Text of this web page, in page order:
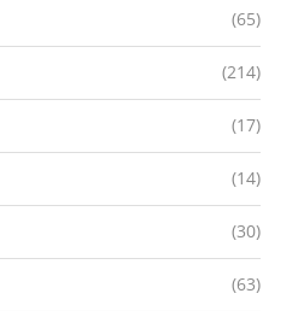
(65)
(214)
(17)
(14)
(30)
(63)